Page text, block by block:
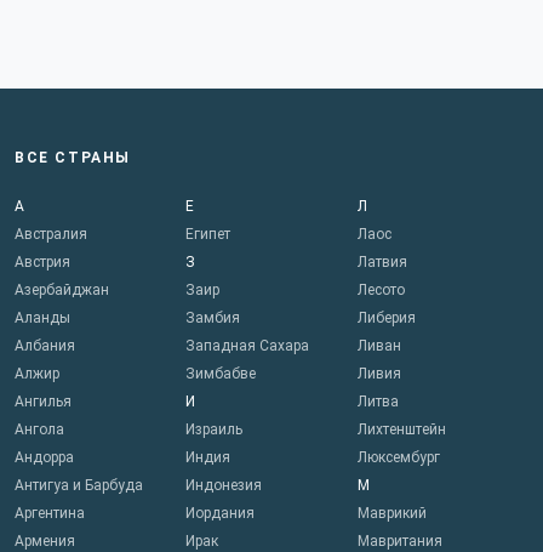
ВСЕ СТРАНЫ
А
Австралия
Австрия
Азербайджан
Аланды
Албания
Алжир
Ангилья
Ангола
Андорра
Антигуа и Барбуда
Аргентина
Армения
Е
Египет
З
Заир
Замбия
Западная Сахара
Зимбабве
И
Израиль
Индия
Индонезия
Иордания
Ирак
Л
Лаос
Латвия
Лесото
Либерия
Ливан
Ливия
Литва
Лихтенштейн
Люксембург
М
Маврикий
Мавритания